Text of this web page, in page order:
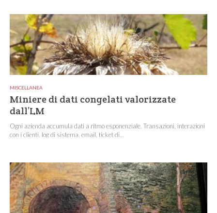
MISCELLANEA
Miniere di dati congelati valorizzate
dall’LM
Ogni azienda accumula dati a ritmo esponenziale. Transazioni, interazioni
con i clienti, log di sistema, email, ticket di...